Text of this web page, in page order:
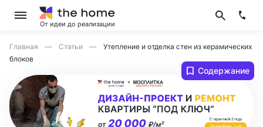
От идеи до реализации
Главная Статьи
Утепление и отделка стен из керамических
блоков
Содержание